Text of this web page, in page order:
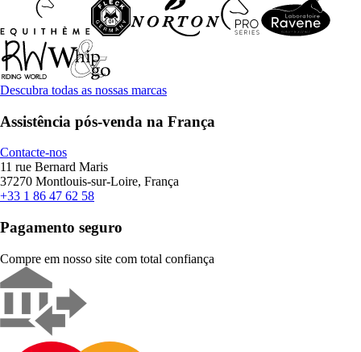
Descubra todas as nossas marcas
Assistência pós-venda na França
Contacte-nos
11 rue Bernard Maris
37270 Montlouis-sur-Loire, França
+33 1 86 47 62 58
Pagamento seguro
Compre em nosso site com total confiança